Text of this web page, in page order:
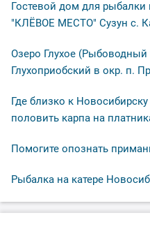
Гостевой дом для рыбалки
"КЛЁВОЕ МЕСТО" Сузун с.
Озеро Глухое (Рыбоводный
Глухоприобский в окр. п.
Где близко к
половить карпа на
Помогите опознать
Рыбалка на катере